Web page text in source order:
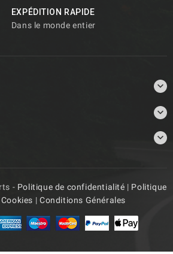
EXPÉDITION RAPIDE
Dans le monde entier



- Politique de confidentialité | Politique
| Conditions Générales